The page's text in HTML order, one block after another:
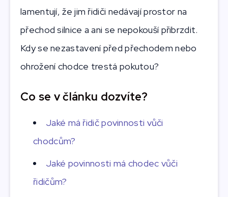
lamentují, že jim řidiči nedávají prostor na
přechod silnice a ani se nepokouší přibrzdit.
Kdy se nezastavení před přechodem nebo
ohrožení chodce trestá pokutou?
Co se v článku dozvíte?
Jaké má řidič povinnosti vůči
chodcům?
Jaké povinnosti má chodec vůči
řidičům?